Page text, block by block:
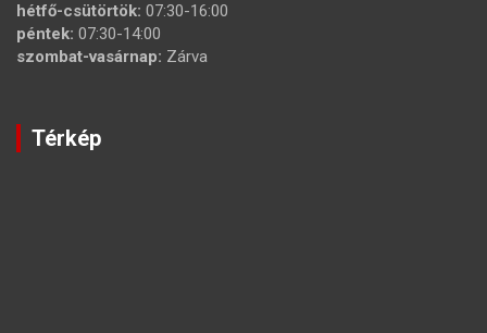
hétfő-csütörtök: 07:30-16:00
péntek: 07:30-14:00
szombat-vasárnap: Zárva
Térkép